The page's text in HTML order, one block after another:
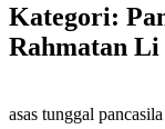
Kategori:
Rahmatan
asas tunggal pancasila